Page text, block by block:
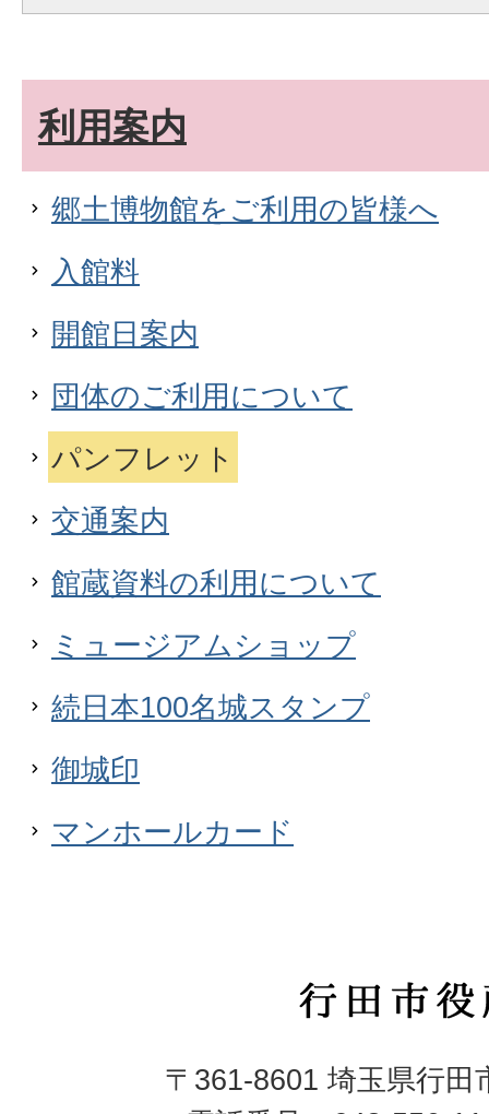
利用案内
郷土博物館をご利用の皆様へ
入館料
開館日案内
団体のご利用について
パンフレット
交通案内
館蔵資料の利用について
ミュージアムショップ
続日本100名城スタンプ
御城印
マンホールカード
行
市
〒361-8601 埼玉県行田